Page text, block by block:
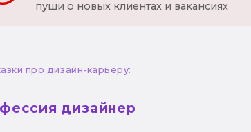
пуши о новых клиентах и вакансиях
про дизайн-карьеру:
дизайнер